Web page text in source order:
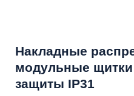
Накладные
модульные
защиты IP31